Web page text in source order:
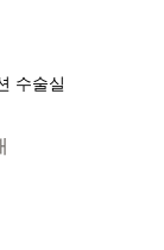
수술실